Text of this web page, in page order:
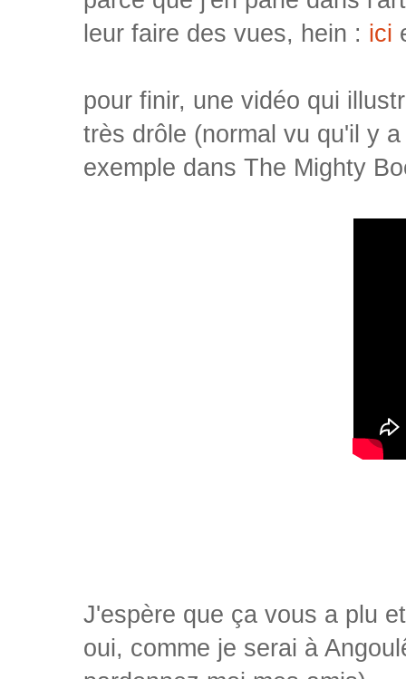
leur faire des vues, hein : ici
pour finir, une vidéo qui
très drôle (normal vu qu'il y
exemple dans The Mighty
J'espère que ça vous a plu
oui, comme je serai à